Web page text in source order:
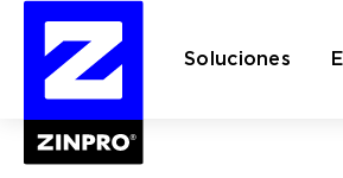
Soluciones